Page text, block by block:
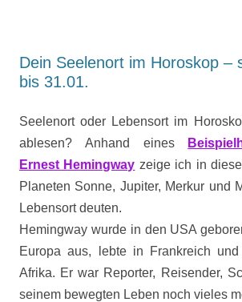
Dein Seelenort im Horoskop –
bis 31.01.
Seelenort oder Lebensort im
ablesen? Anhand eines
Ernest Hemingway zeige ich in
Planeten Sonne, Jupiter, Merkur und
Lebensort deuten.
Hemingway wurde in den USA
Europa aus, lebte in Frankreich
Afrika. Er war Reporter, Reisender,
seinem bewegten Leben noch vieles